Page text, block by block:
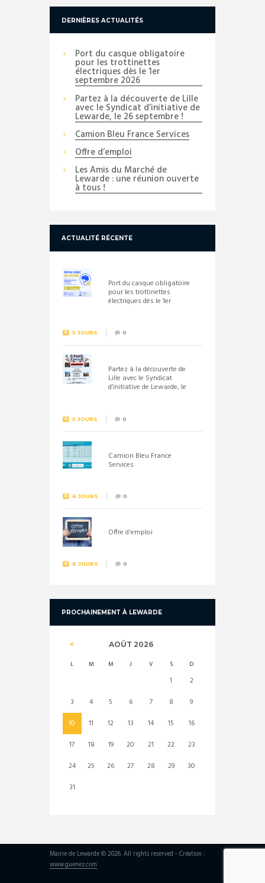
DERNIÈRES ACTUALITÉS
Port du casque obligatoire
pour les trottinettes
électriques dès le 1er
septembre 2026
Partez à la découverte de Lille
avec le Syndicat d’initiative de
Lewarde, le 26 septembre !
Camion Bleu France Services
Offre d’emploi
Les Amis du Marché de
Lewarde : une réunion ouverte
à tous !
ACTUALITÉ RÉCENTE
Port du casque obligatoire
pour les trottinettes
électriques dès le 1er
5 JOURS 0
Partez à la découverte de
Lille avec le Syndicat
d’initiative de Lewarde, le
5 JOURS 0
Camion Bleu France
Services
6 JOURS 0
Offre d'emploi
6 JOURS 0
PROCHAINEMENT À LEWARDE
AOÛT 2026
L M M J V S D
1
2
3
4 5 6 7 8
9
10
11 12 13 14 15
16
17
18 19 20 21 22
23
24
25 26 27 28 29
30
31
Mairie de Lewarde © 2026. All rights reserved - Création :
www.guenez.com